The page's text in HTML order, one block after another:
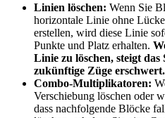
Linien löschen: Wenn Sie
horizontale Linie ohne
erstellen, wird diese Linie
Punkte und Platz erhalten.
Linie zu löschen, steigt
zukünftige Züge erschwert.
Combo-Multiplikatoren:
Verschiebung löschen oder
dass nachfolgende Blöcke